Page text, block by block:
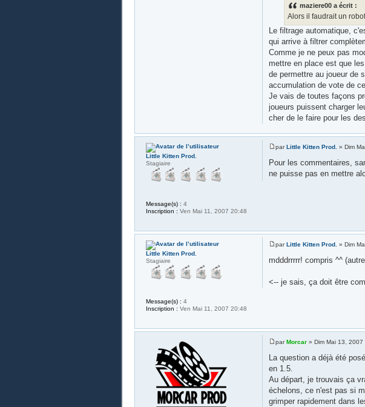
maziere00 a écrit :
Alors il faudrait un
Le filtrage automatique,
qui arrive à filtrer
Comme je ne peux pas
mettre en place est que
de permettre au joueur de
accumulation de vote de
Je vais de toutes façons
joueurs puissent charger
cher de le faire pour les
parLittle Kitten Prod. » Dim
Pour les commentaires,
ne puisse pas en mettre
Little Kitten Prod.
Stagiaire
Message(s) : 4
Inscription : Ven Mai 11, 2007 20:48
parLittle Kitten Prod. » Dim
mdddrrrrr! compris ^^
<-- je sais, ça doit être
Little Kitten Prod.
Stagiaire
Message(s) : 4
Inscription : Ven Mai 11, 2007 20:48
parMorcar» Dim Mai 13, 2007
La question a déjà été
en 1.5.
Au départ, je trouvais ça
échelons, ce n'est pas si
grimper rapidement dans